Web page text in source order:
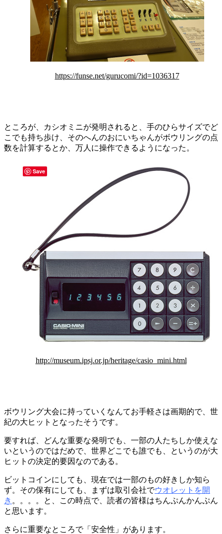
https://funse.net/gurucomi/?id=1036317
ところが、カシオミニが発明されると、手のひらサイズでど
こでも持ち歩け、そのへんのおにいちゃんがボウリングの点
数を計算するとか、万人に操作できるようになった。
http://museum.ipsj.or.jp/heritage/casio_mini.html
ボウリング大会に持っていくなんてお手軽さは画期的で、世
紀の大ヒットとなったそうです。
要すれば、どんな重要な発明でも、一部の人たちしか使えな
いというのではだめで、世界どこでも誰でも、というのが大
ヒットの決定的要因なのである。
ビットコインにしても、現在では一部のもの好きしか知ら
ず。その保有にしても、まずは取引会社でウオレットを開
き 。。。。と、この時点で、読者の皆様はちんぷんかんぷん
と思います。
さらに重要なところで「安全性」があります。
Save